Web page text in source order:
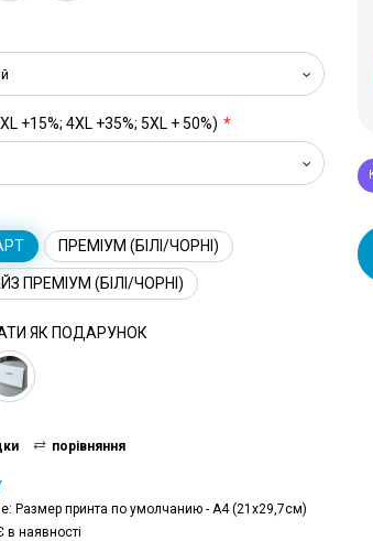
+15%; 4XL +35%; 5XL + 50%)
ПРЕМІУМ (БІЛІ/ЧОРНІ)
ПРЕМІУМ (БІЛІ/ЧОРНІ)
ЯК ПОДАРУНОК
порівняння
Размер принта по умолчанию - А4 (21x29,7см)
в наявності